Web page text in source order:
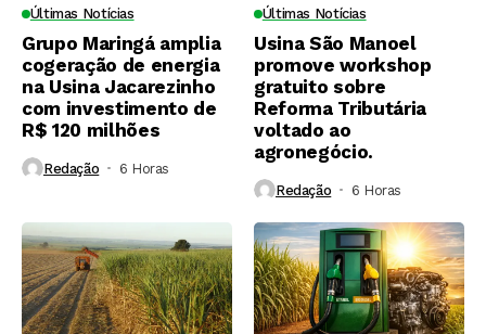
Últimas Notícias
Grupo Maringá amplia
cogeração de energia
na Usina Jacarezinho
com investimento de
R$ 120 milhões
Redação 6 Horas ⁮
Últimas Notícias
Usina São Manoel
promove workshop
gratuito sobre
Reforma Tributária
voltado ao
agronegócio.
Redação 6 Horas ⁮